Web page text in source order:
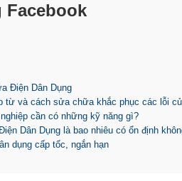
Facebook
Điện Dân Dụng
từ và cách sửa chữa khắc phục các lỗi
cần có những kỹ năng gì?
Dân Dụng là bao nhiêu có ổn định
dụng cấp tốc, ngắn hạn